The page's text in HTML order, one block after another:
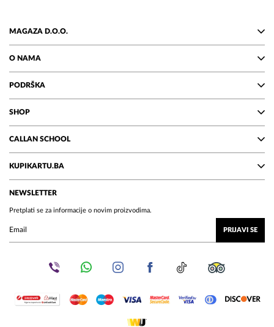
MAGAZA D.O.O.
O NAMA
PODRŠKA
SHOP
CALLAN SCHOOL
KUPIKARTU.BA
NEWSLETTER
Pretplati se za informacije o novim proizvodima.
PRIJAVI SE